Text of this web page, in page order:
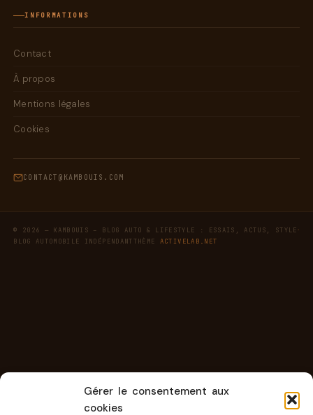
Gérer le consentement aux
cookies
INFORMATIONS
Contact
À propos
Mentions légales
Cookies
CONTACT@KAMBOUIS.COM
© 2026 — KAMBOUIS – BLOG AUTO & LIFESTYLE : ESSAIS, ACTUS, STYLE·
BLOG AUTOMOBILE INDÉPENDANTTHÈME ACTIVELAB.NET